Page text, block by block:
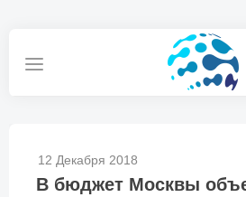
12 Декабря 2018
В бюджет Москвы